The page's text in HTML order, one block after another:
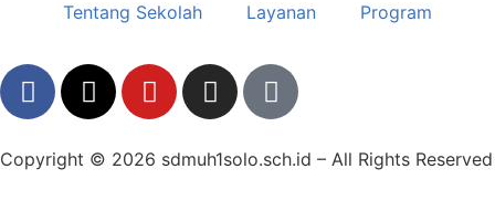
Tentang Sekolah Layanan Program
Copyright © 2026 sdmuh1solo.sch.id – All Rights Reserved